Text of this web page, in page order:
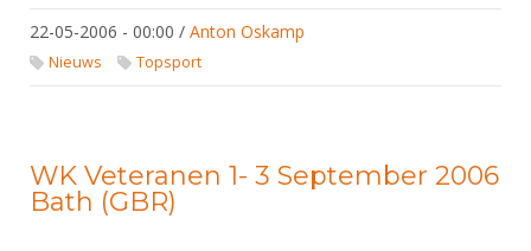
22-05-2006 - 00:00 / Anton Oskamp
Nieuws Topsport
WK Veteranen 1- 3 September 2006
Bath (GBR)